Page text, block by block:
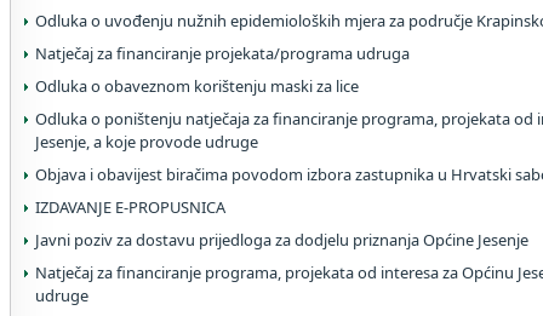
Odluka o uvođenju nužnih epidemioloških mjera za područje
Natječaj za financiranje projekata/programa udruga
Odluka o obaveznom korištenju maski za lice
Odluka o poništenju natječaja za financiranje programa, projekata od
Jesenje, a koje provode udruge
Objava i obavijest biračima povodom izbora zastupnika u Hrvatski
IZDAVANJE E-PROPUSNICA
Javni poziv za dostavu prijedloga za dodjelu priznanja Općine Jesenje
Natječaj za financiranje programa, projekata od interesa za Općinu
udruge